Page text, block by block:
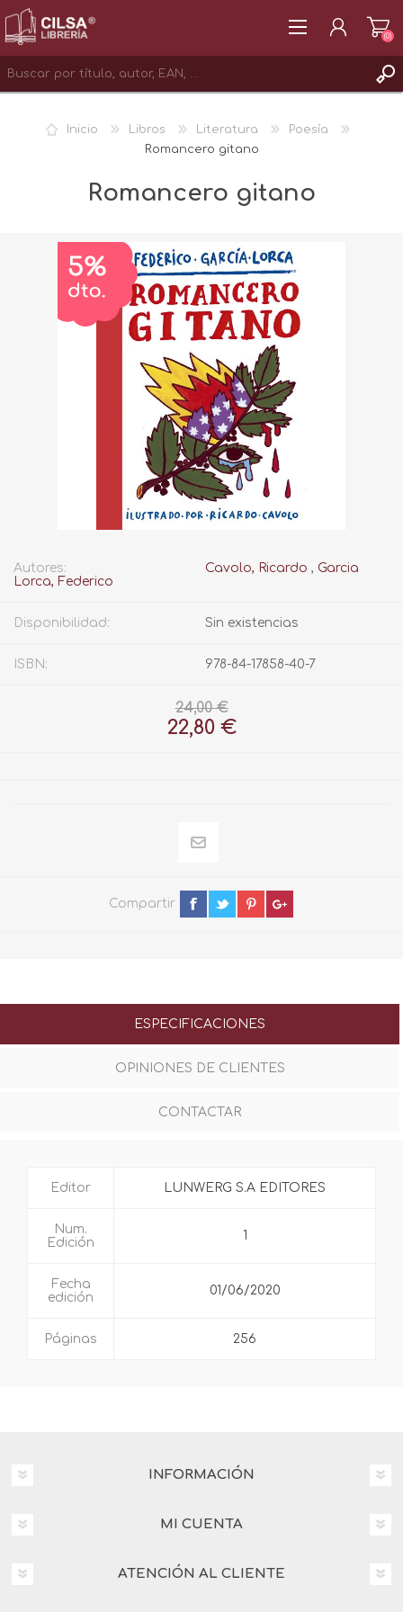
INICIAR SESIÓN
(0)
Inicio Libros Literatura
Poesía
Romancero gitano
Romancero gitano
Autores: Cavolo, Ricardo , Garcia
Lorca, Federico
Disponibilidad: Sin existencias
ISBN: 978-84-17858-40-7
24,00 €
22,80 €
Compartir
ESPECIFICACIONES
OPINIONES DE CLIENTES
CONTACTAR
Editor LUNWERG S.A EDITORES
Num.
Edición
1
Fecha
edición
01/06/2020
Páginas 256
INFORMACIÓN
MI CUENTA
ATENCIÓN AL CLIENTE